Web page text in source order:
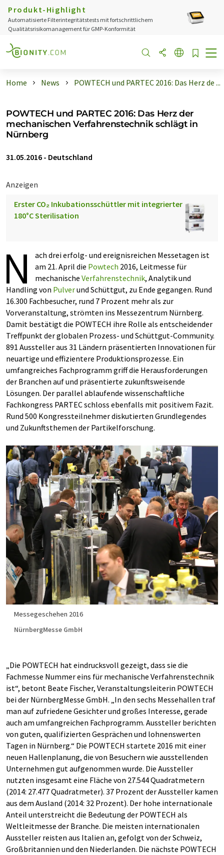
Produkt-Highlight
Automatisierte Filterintegritätstests mit fortschrittlichem
Qualitätsrisikomanagement für GMP-Konformität
Home News POWTECH und PARTEC 2016: Das Herz de ...
POWTECH und PARTEC 2016: Das Herz der
mechanischen Verfahrenstechnik schlägt in
Nürnberg
31.05.2016 - Deutschland
Anzeigen
Erster CO₂ Inkubationsschüttler mit integrierter
180°C Sterilisation
N
ach drei erfolg- und ereignisreichen Messetagen ist
am 21. April die Powtech 2016, Leitmesse für
mechanische Verfahrenstechnik, Analytik und
Handling von Pulverund Schüttgut, zu Ende gegangen. Rund
16.300 Fachbesucher, rund 7 Prozent mehr als zur
Vorveranstaltung, strömten ins Messezentrum Nürnberg.
Damit bestätigt die POWTECH ihre Rolle als entscheidender
Treffpunkt der globalen Prozess- und Schüttgut-Community.
891 Aussteller aus 31 Ländern präsentierten Innovationen für
neuartige und effizientere Produktionsprozesse. Ein
umfangreiches Fachprogramm griff die Herausforderungen
der Branchen auf und präsentierte zukunftsweisende
Lösungen. Der parallel ablaufende wissenschaftliche
Fachkongress PARTEC schloss ebenfalls mit positivem Fazit.
Rund 500 Kongressteilnehmer diskutierten Grundlegendes
und Zukunftsthemen der Partikelforschung.
Messegeschehen 2016
NürnbergMesse GmbH
„Die POWTECH hat eindrucksvoll gezeigt, dass sie die
Fachmesse Nummer eins für mechanische Verfahrenstechnik
ist“, betont Beate Fischer, Veranstaltungsleiterin POWTECH
bei der NürnbergMesse GmbH. „In den sechs Messehallen traf
man auf zufriedene Gesichter und großes Interesse, gerade
auch am umfangreichen Fachprogramm. Aussteller berichten
von guten, qualifizierten Gesprächen und lohnenswerten
Tagen in Nürnberg.“ Die POWTECH startete 2016 mit einer
neuen Hallenplanung, die von Besuchern wie ausstellenden
Unternehmen gut aufgenommen wurde. Die Aussteller
nutzten insgesamt eine Fläche von 27.544 Quadratmetern
(2014: 27.477 Quadratmeter). 37 Prozent der Aussteller kamen
aus dem Ausland (2014: 32 Prozent). Der hohe internationale
Anteil unterstreicht die Bedeutung der POWTECH als
Weltleitmesse der Branche. Die meisten internationalen
Aussteller reisten aus Italien an, gefolgt von der Schweiz,
Großbritannien und den Niederlanden. Die nächste POWTECH